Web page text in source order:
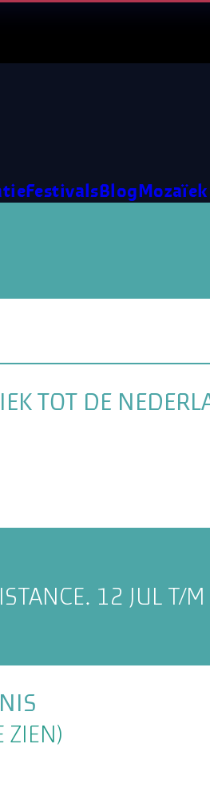
FestivalsBlog
TOT DE
12 JUL T/
ZIEN)